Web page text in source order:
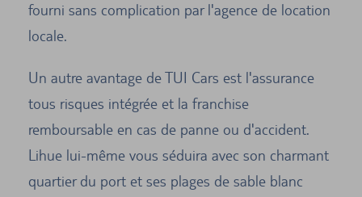
fourni sans complication par l'agence de location
locale.
Un autre avantage de TUI Cars est l'assurance
tous risques intégrée et la franchise
remboursable en cas de panne ou d'accident.
Lihue lui-même vous séduira avec son charmant
quartier du port et ses plages de sable blanc